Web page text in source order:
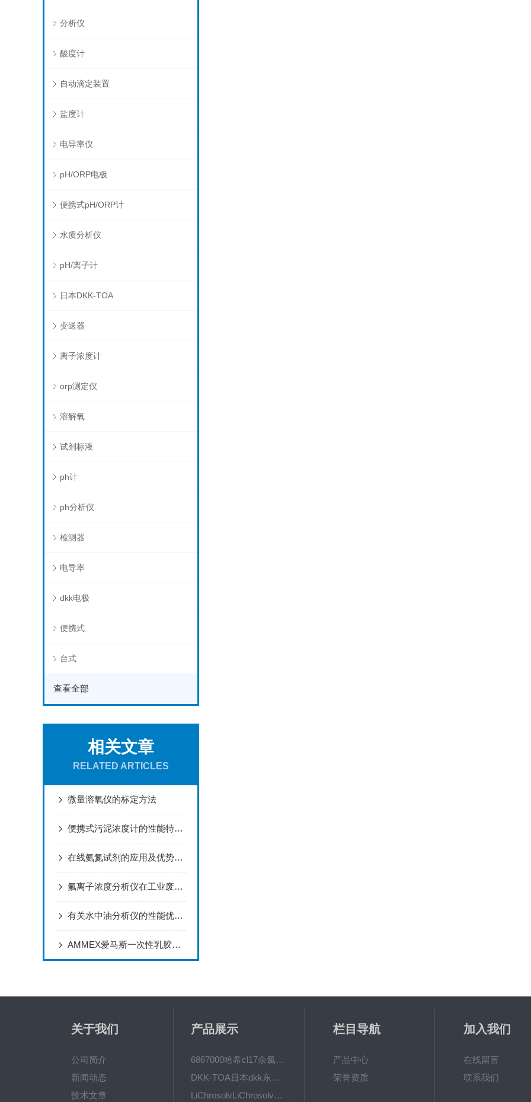
分析仪
酸度计
自动滴定装置
盐度计
电导率仪
pH/ORP电极
便携式pH/ORP计
水质分析仪
pH/离子计
日本DKK-TOA
变送器
离子浓度计
orp测定仪
溶解氧
试剂标液
ph计
ph分析仪
检测器
电导率
dkk电极
便携式
台式
查看全部
相关文章
RELATED ARTICLES
微量溶氧仪的标定方法
便携式污泥浓度计的性能特点及应用领域
在线氨氮试剂的应用及优势，快来看下吧！
氟离子浓度分析仪在工业废水处理中的应用
有关水中油分析仪的性能优点及应用领域，是不是一目了然了
AMMEX爱马斯一次性乳胶手套
关于我们
公司简介
新闻动态
技术文章
产品展示
6867000哈希cl17余氯分析仪色度计模块、哈希cl17比色池现货
DKK-TOA日本dkk东亚电波水质仪器电极耗材
LiChrosolvLiChrosolv®HPLC色谱纯溶剂
栏目导航
产品中心
荣誉资质
加入我们
在线留言
联系我们